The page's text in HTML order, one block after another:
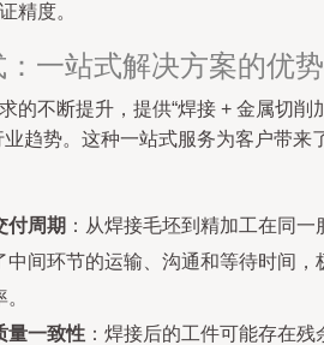
精度。
一站式解决方案的优势
的不断提升，提供“焊接 + 金属切削
趋势。这种一站式服务为客户带来
付周期 ：从焊接毛坯到精加工在同一
中间环节的运输、沟通和等待时间，
量一致性 ：焊接后的工件可能存在残